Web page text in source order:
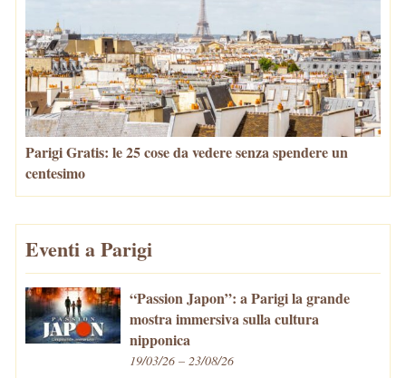
Parigi Gratis: le 25 cose da vedere senza spendere un
centesimo
Eventi a Parigi
“Passion Japon”: a Parigi la grande
mostra immersiva sulla cultura
nipponica
19/03/26 – 23/08/26